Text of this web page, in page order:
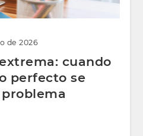
de 2026
cuando
perfecto se